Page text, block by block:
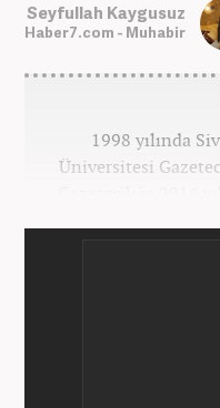
Seyfullah Kaygusuz
Haber7.com - Muhabir
1998 yılında
Üniversitesi
Gazeteciliğe 2016